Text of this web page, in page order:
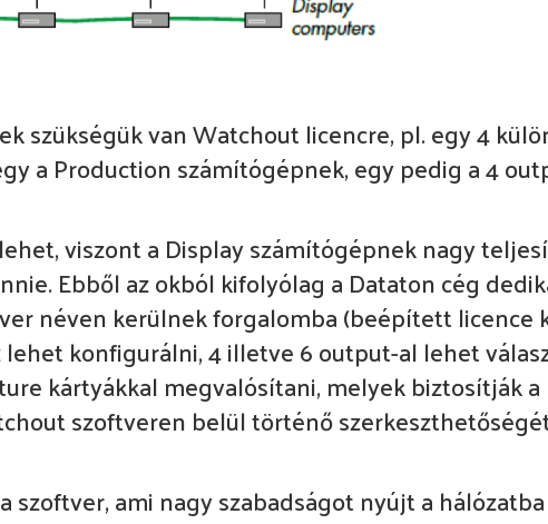
szükségük van Watchout licencre, pl. egy 4
a Production számítógépnek, egy pedig a 4
viszont a Display számítógépnek nagy
Ebből az okból kifolyólag a Dataton cég
néven kerülnek forgalomba (beépített licence
konfigurálni, 4 illetve 6 output-al lehet
kártyákkal megvalósítani, melyek biztosítják
szoftveren belül történő
ami nagy szabadságot nyújt a